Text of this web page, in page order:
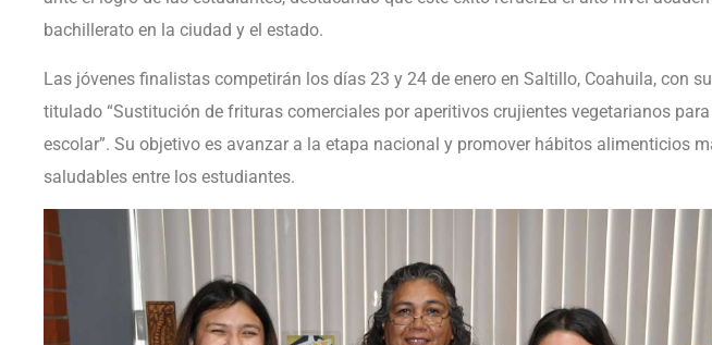
bachillerato en la ciudad y el estado.
Las jóvenes finalistas competirán los días 23 y 24 de enero en Saltillo, Coahuila, con
titulado “Sustitución de frituras comerciales por aperitivos crujientes vegetarianos para
escolar”. Su objetivo es avanzar a la etapa nacional y promover hábitos alimenticios
saludables entre los estudiantes.